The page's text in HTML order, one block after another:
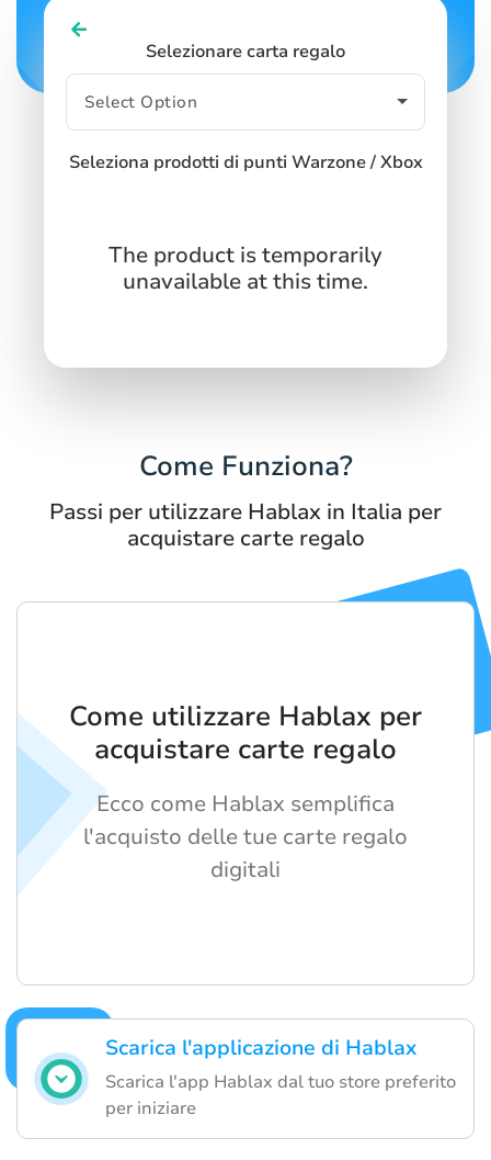
Selezionare carta regalo
Seleziona prodotti di punti Warzone / Xbox
The product is temporarily
unavailable at this time.
Come Funziona?
Passi per utilizzare Hablax in Italia per
acquistare carte regalo
Scarica l'applicazione di Hablax
Scarica l'app Hablax dal tuo store preferito
per iniziare
Come utilizzare Hablax per
acquistare carte regalo
Ecco come Hablax semplifica
l'acquisto delle tue carte regalo
digitali